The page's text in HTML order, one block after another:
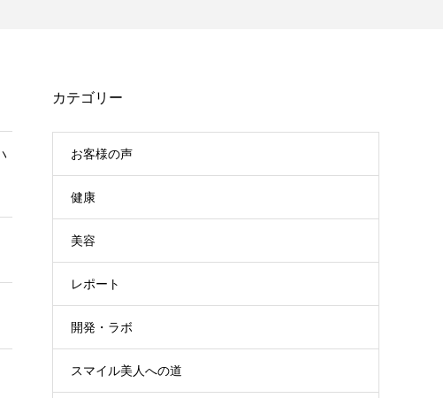
カテゴリー
お客様の声
健康
美容
レポート
開発・ラボ
スマイル美人への道